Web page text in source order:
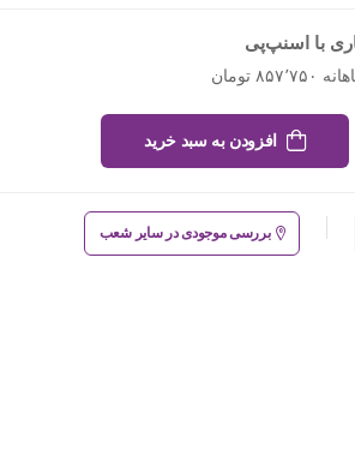
با اسنپ‌پی
افزودن به سبد خرید
بررسی موجودی در سایر شعب